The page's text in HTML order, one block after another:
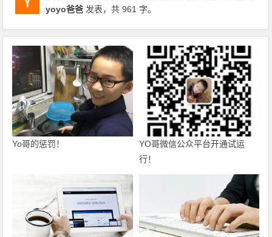
yoyo爸爸 发表，共 961 字。
Yo哥的惩罚！
YO哥微信公众平台开通试运
行！